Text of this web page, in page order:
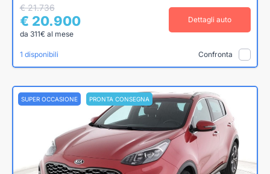
€ 21.736
€ 20.900
da 311€ al mese
Dettagli auto
1 disponibili Confronta
SUPER OCCASIONE PRONTA CONSEGNA